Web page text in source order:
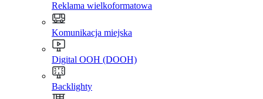
Reklama wielkoformatowa
Komunikacja miejska
Digital OOH (DOOH)
Backlighty